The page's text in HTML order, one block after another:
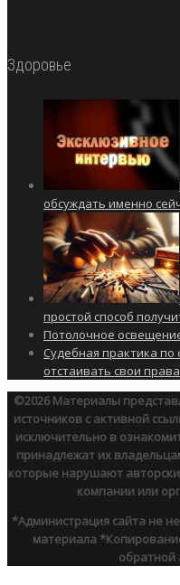
Здоровье
обсуждать именно
простой способ
Потолочное
Судебная практика по
отстаивать свои
©2026Материалы
источников с активной
исключительно в
принадлежат их
которые нарушают
компании или
*Администрация сайта не
материала
обратной